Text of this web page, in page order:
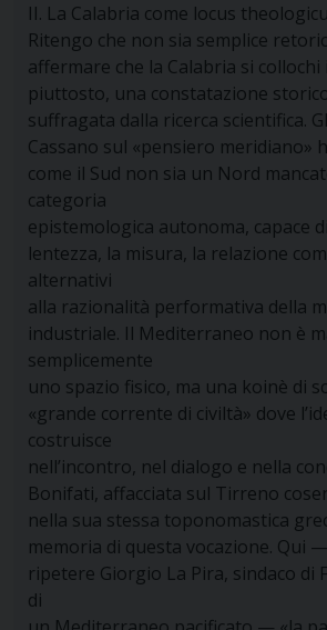
II. La Calabria come locus
Ritengo che non sia semplice
affermare che la Calabria si collochi
piuttosto, una constatazione
suffragata dalla ricerca scientifica.
Cassano sul «pensiero meridiano»
come il Sud non sia un Nord
categoria
epistemologica autonoma, capace
lentezza, la misura, la relazione
alternativi
alla razionalità performativa della
industriale. Il Mediterraneo non è
semplicemente
uno spazio fisico, ma una koinè di
«grande corrente di civiltà» dove
costruisce
nell’incontro, nel dialogo e nella
Bonifati, affacciata sul Tirreno
nella sua stessa toponomastica
memoria di questa vocazione. Qui
ripetere Giorgio La Pira, sindaco di
di